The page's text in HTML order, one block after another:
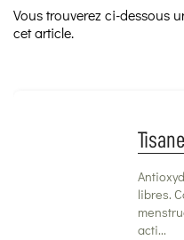
Vous trouverez ci-dessous
cet article.
libres.
acti...